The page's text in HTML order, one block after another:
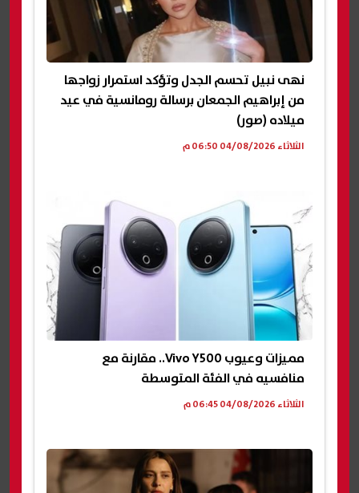
نهى نبيل تحسم الجدل وتؤكد استمرار زواجها
من إبراهيم الجمعان برسالة رومانسية في عيد
ميلاده (صور)
الثلاثاء 04/08/2026 06:50 م
مميزات وعيوب Vivo Y500.. مقارنة مع
منافسيه في الفئة المتوسطة
الثلاثاء 04/08/2026 06:45 م